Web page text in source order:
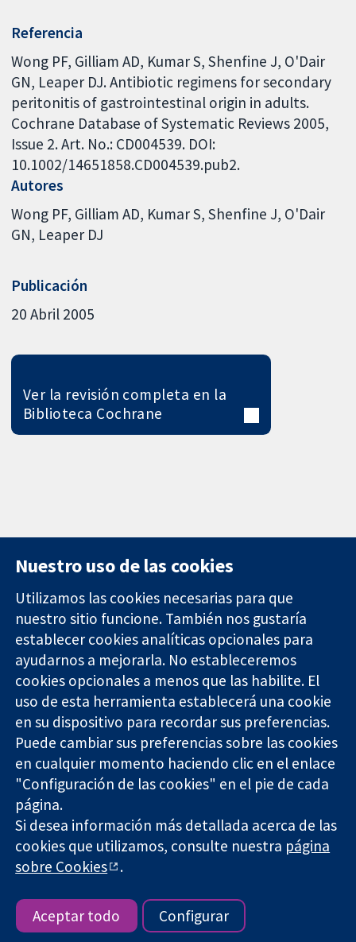
Referencia
Wong PF, Gilliam AD, Kumar S, Shenfine J, O'Dair
GN, Leaper DJ. Antibiotic regimens for secondary
peritonitis of gastrointestinal origin in adults.
Cochrane Database of Systematic Reviews 2005,
Issue 2. Art. No.: CD004539. DOI:
10.1002/14651858.CD004539.pub2.
Autores
Wong PF Gilliam AD Kumar S Shenfine J O'Dair
GN Leaper DJ
Publicación
20 Abril 2005
Ver la revisión completa en la
Biblioteca Cochrane
Evidencia fiable.
Decisiones
informadas.
Mejor salud.
11-13 Cavendish
Square
Londres
W1G 0AN
Reino Unido
Contacto
Noticias
Prensa
Sobre
nosotros
Empleo
Cochrane
Library
The Cochrane Collaboration is a charity (no. 1045921) and a
company limited by guarantee (no. 03044323) registered in
England & Wales. VAT registration number GB 718 2127 49.
Copyright © 2026 The Cochrane Collaboration
Términos y condiciones del sitio web|Responsabilidades
Privacidad|Política de cookies|Configuración de cookies
Nuestro uso de las cookies
Utilizamos las cookies necesarias para que
nuestro sitio funcione. También nos gustaría
establecer cookies analíticas opcionales para
ayudarnos a mejorarla. No estableceremos
cookies opcionales a menos que las habilite. El
uso de esta herramienta establecerá una cookie
en su dispositivo para recordar sus preferencias.
Puede cambiar sus preferencias sobre las cookies
en cualquier momento haciendo clic en el enlace
"Configuración de las cookies" en el pie de cada
página.
Si desea información más detallada acerca de las
cookies que utilizamos, consulte nuestra página
sobre Cookies
.
Aceptar todo Configurar